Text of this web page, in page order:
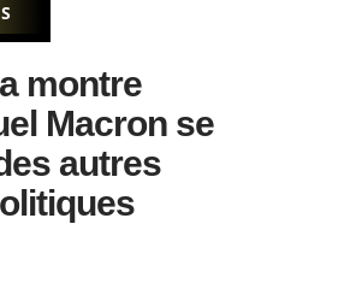
montre
Macron se
autres